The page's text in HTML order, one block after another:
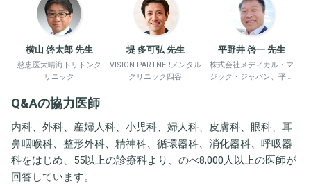
横山 啓太郎 先生
慈恵医大晴海トリトンク
リニック
堤 多可弘 先生
VISION PARTNERメンタル
クリニック四谷
平野井 啓一 先生
株式会社メディカル・マ
ジック・ジャパン、平野
Q&Aの協力医師
内科、外科、産婦人科、小児科、婦人科、皮膚科、眼科、耳
鼻咽喉科、整形外科、精神科、循環器科、消化器科、呼吸器
科をはじめ、55以上の診療科より、のべ8,000人以上の医師が
回答しています。